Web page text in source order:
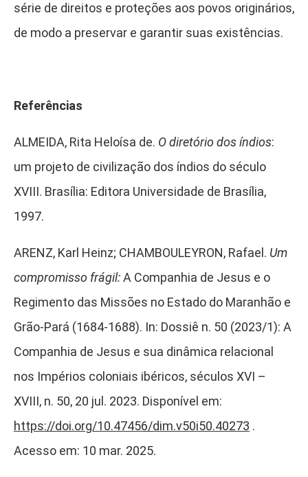
série de direitos e proteções aos povos originários,
de modo a preservar e garantir suas existências.
Referências
ALMEIDA, Rita Heloísa de. O diretório dos índios:
um projeto de civilização dos índios do século
XVIII. Brasília: Editora Universidade de Brasília,
1997.
ARENZ, Karl Heinz; CHAMBOULEYRON, Rafael. Um
compromisso frágil:A Companhia de Jesus e o
Regimento das Missões no Estado do Maranhão e
Grão-Pará (1684-1688). In: Dossiê n. 50 (2023/1): A
Companhia de Jesus e sua dinâmica relacional
nos Impérios coloniais ibéricos, séculos XVI –
XVIII, n. 50, 20 jul. 2023. Disponível em:
https://doi.org/10.47456/dim.v50i50.40273 .
Acesso em: 10 mar. 2025.